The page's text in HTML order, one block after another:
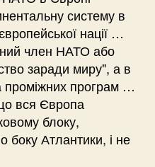
систему в
нації …
член НАТО або
заради миру", а в
проміжних програм …
вся Європа
блоку,
боку Атлантики, і не